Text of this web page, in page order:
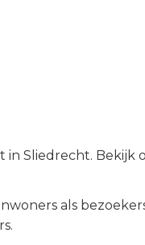
Sliedrecht. Bekijk
als